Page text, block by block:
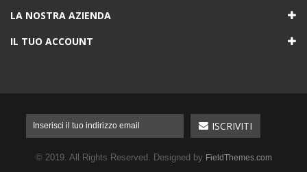
LA NOSTRA AZIENDA
IL TUO ACCOUNT
© 2019. All Rights Reserved. Designed by FieldThemes.com